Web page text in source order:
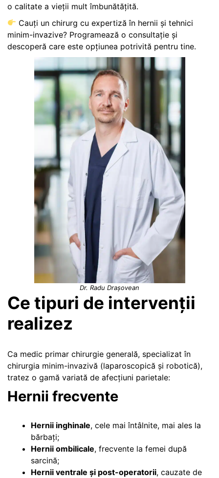
o calitate a vieții mult îmbunătățită.
Cauți un chirurg cu expertiză în hernii și tehnici
minim-invazive? Programează o consultație și
descoperă care este opțiunea potrivită pentru tine.
Dr. Radu Drașovean
Ce tipuri de intervenții
realizez
Ca medic primar chirurgie generală, specializat în
chirurgia minim-invazivă (laparoscopică și robotică),
tratez o gamă variată de afecțiuni parietale:
Hernii frecvente
Hernii inghinale, cele mai întâlnite, mai ales la
bărbați;
Hernii ombilicale, frecvente la femei după
sarcină;
Hernii ventrale și post-operatorii, cauzate de